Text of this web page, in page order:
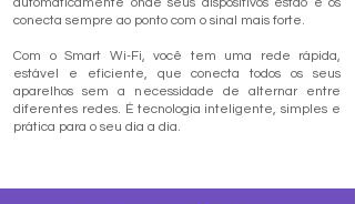
conecta sempre ao ponto com o sinal mais forte.
Com o Smart Wi-Fi, você tem uma rede rápida,
estável e eficiente, que conecta todos os seus
aparelhos sem a necessidade de alternar entre
diferentes redes. É tecnologia inteligente, simples e
prática para o seu dia a dia.